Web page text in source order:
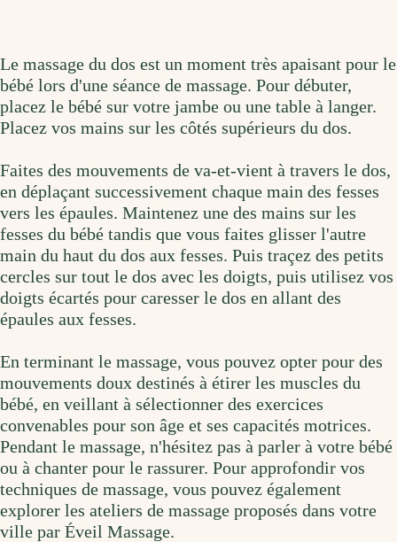
Le massage du dos est un moment très apaisant pour le
bébé lors d'une séance de massage. Pour débuter,
placez le bébé sur votre jambe ou une table à langer.
Placez vos mains sur les côtés supérieurs du dos.
Faites des mouvements de va-et-vient à travers le dos,
en déplaçant successivement chaque main des fesses
vers les épaules. Maintenez une des mains sur les
fesses du bébé tandis que vous faites glisser l'autre
main du haut du dos aux fesses. Puis traçez des petits
cercles sur tout le dos avec les doigts, puis utilisez vos
doigts écartés pour caresser le dos en allant des
épaules aux fesses.
En terminant le massage, vous pouvez opter pour des
mouvements doux destinés à étirer les muscles du
bébé, en veillant à sélectionner des exercices
convenables pour son âge et ses capacités motrices.
Pendant le massage, n'hésitez pas à parler à votre bébé
ou à chanter pour le rassurer. Pour approfondir vos
techniques de massage, vous pouvez également
explorer les ateliers de massage proposés dans votre
ville par Éveil Massage.